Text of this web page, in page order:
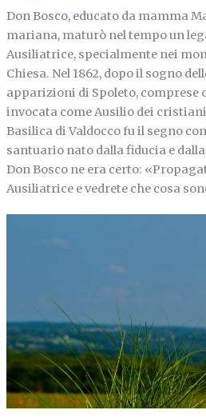
Don Bosco, educato da mamma
mariana, maturò nel tempo un
Ausiliatrice, specialmente nei
Chiesa. Nel 1862, dopo il sogno
apparizioni di Spoleto, comprese
invocata come Ausilio dei
Basilica di Valdocco fu il segno
santuario nato dalla fiducia e
Don Bosco ne era certo:
Ausiliatrice e vedrete che cosa